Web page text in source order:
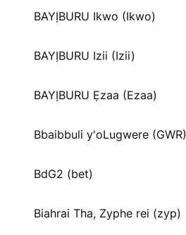
BAYỊBURU Ikwo (Ikwo)
BAYỊBURU Izii (Izii)
BAYỊBURU Ẹzaa (Ezaa)
Bbaibbuli y'oLugwere (GWR)
BdG2 (bet)
Biahrai Tha, Zyphe rei (zyp)